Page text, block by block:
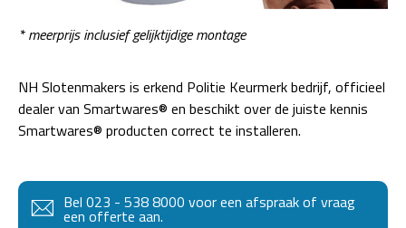
* meerprijs inclusief gelijktijdige montage
NH Slotenmakers is erkend Politie Keurmerk bedrijf, officieel
dealer van Smartwares® en beschikt over de juiste kennis
Smartwares® producten correct te installeren.
Bel 023 - 538 8000 voor een afspraak of vraag
een offerte aan.